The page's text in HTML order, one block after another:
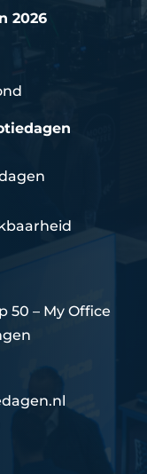
2026
50 – My Office